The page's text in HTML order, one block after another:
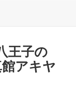
王子の
アキヤ